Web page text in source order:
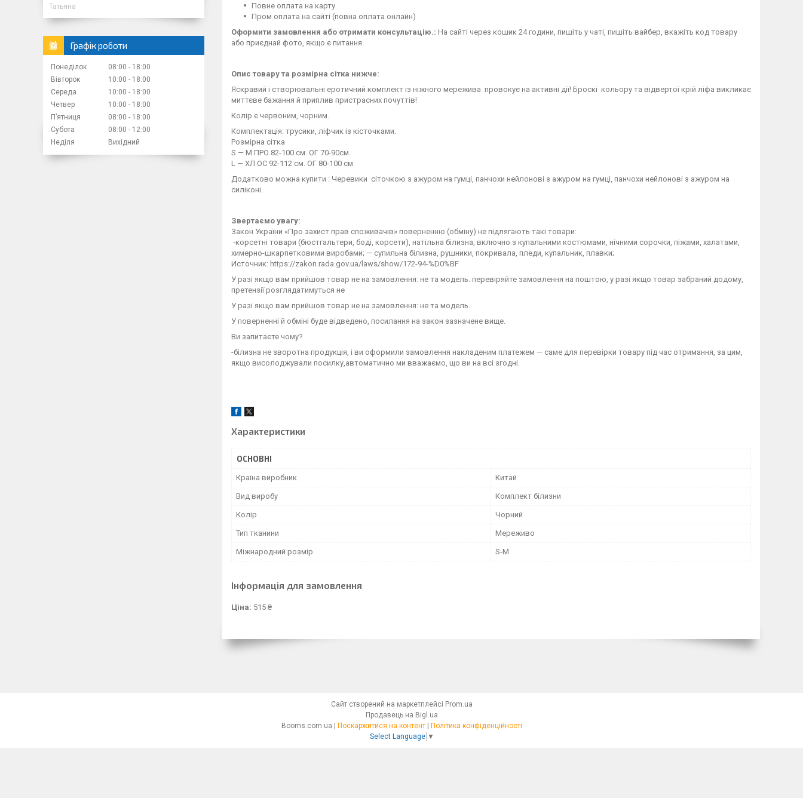
Повне оплата на карту
Пром оплата на сайті (повна оплата онлайн)
Оформити замовлення або отримати консультацію.: На сайті через кошик 24 години, пишіть у чаті, пишіть вайбер, вкажіть код товару
або приєднай фото, якщо є питання.
Опис товару та розмірна сітка нижче:
Яскравий і створювальні еротичний комплект із ніжного мережива провокує на активні дії! Броскі кольору та відвертої крій ліфа викликає
миттєве бажання й приплив пристрасних почуттів!
Колір є червоним, чорним.
Комплектація: трусики, ліфчик із кісточками.
Розмірна сітка
S — М ПРО 82-100 см. ОГ 70-90см.
L — ХЛ ОС 92-112 см. ОГ 80-100 см
Додатково можна купити : Черевики сіточкою з ажуром на гумці, панчохи нейлонові з ажуром на гумці, панчохи нейлонові з ажуром на
силіконі.
Звертаємо увагу:
Закон України «Про захист прав споживачів» поверненню (обміну) не підлягають такі товари:
-корсетні товари (бюстгальтери, боді, корсети), натільна білизна, включно з купальними костюмами, нічними сорочки, піжами, халатами,
химерно-шкарпетковими виробами; — супильна білизна, рушники, покривала, пледи, купальник, плавки;
Источник: https://zakon.rada.gov.ua/laws/show/172-94-%D0%BF
У разі якщо вам прийшов товар не на замовлення: не та модель. перевіряйте замовлення на поштою, у разі якщо товар забраний додому,
претензії розглядатимуться не
У разі якщо вам прийшов товар не на замовлення: не та модель.
У поверненні й обміні буде відведено, посилання на закон зазначене вище.
Ви запитаєте чому?
-білизна не зворотна продукція, і ви оформили замовлення накладеним платежем — саме для перевірки товару під час отримання, за цим,
якщо висолоджували посилку,автоматично ми вважаємо, що ви на всі згодні.
Характеристики
ОСНОВНІ
Країна виробник Китай
Вид виробу Комплект білизни
Колір Чорний
Тип тканини Мереживо
Міжнародний розмір S-M
Інформація для замовлення
Ціна: 515 ₴
Татьяна
Графік роботи
Понеділок 08:00
18:00
Вівторок
10:00
18:00
Середа
10:00
18:00
Четвер
10:00
18:00
Пʼятниця
08:00
18:00
Субота
08:00
12:00
Неділя
Вихідний
Сайт створений на маркетплейсі Prom.ua
Продавець на Bigl.ua
Booms.com.ua | Поскаржитися на контент | Політика конфіденційності
Select Language ▼